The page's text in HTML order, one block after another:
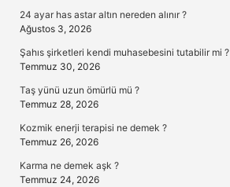
24 ayar has astar altın nereden alınır ?
Ağustos 3, 2026
Şahıs şirketleri kendi muhasebesini tutabilir mi ?
Temmuz 30, 2026
Taş yünü uzun ömürlü mü ?
Temmuz 28, 2026
Kozmik enerji terapisi ne demek ?
Temmuz 26, 2026
Karma ne demek aşk ?
Temmuz 24, 2026